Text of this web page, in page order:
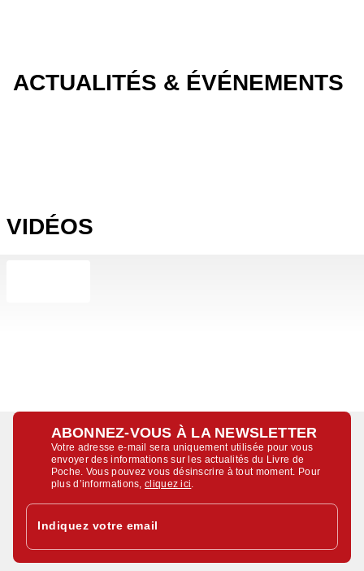
ACTUALITÉS & ÉVÉNEMENTS
VIDÉOS
ABONNEZ-VOUS À LA NEWSLETTER
Votre adresse e-mail sera uniquement utilisée pour vous
envoyer des informations sur les actualités du Livre de
Poche. Vous pouvez vous désinscrire à tout moment. Pour
plus d’informations,cliquez ici
Indiquez votre email